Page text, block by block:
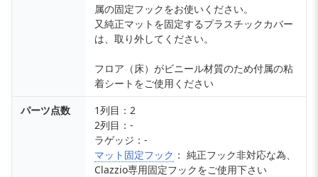
属の固定フックをお使いください。
又純正マットを固定するプラスチックカバー
は、取り外してください。
フロア（床）がビニール材質のため付属の粘
着シートをご使用ください
パーツ点数
1列目：2
2列目：-
ラゲッジ：-
マット固定フック ： 純正フック非対応な為、
Clazzio専用固定フックをご使用下さい